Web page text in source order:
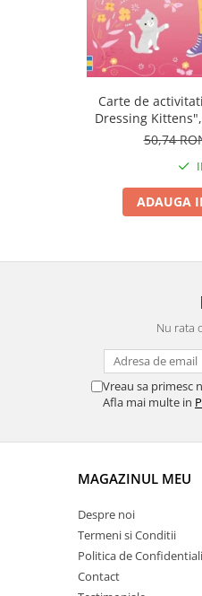
Carte de
Dressing
50,74
ADAUGA
Nu rata
Vreau sa primesc
Afla mai multe in
MAGAZINUL MEU
Despre noi
Termeni si Conditii
Politica de
Contact